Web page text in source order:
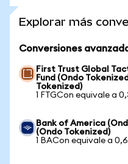
Explorar más
Conversiones
First Trust Global
Fund (Ondo
Tokenized)
1 FTGCon equivale a
Bank of America
(Ondo Tokenized)
1 BACon equivale a